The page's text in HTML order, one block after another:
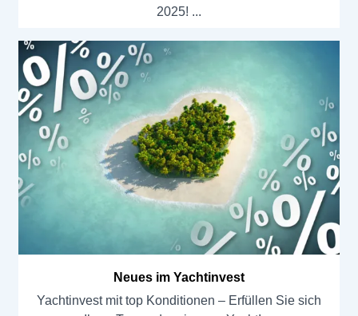
2025!
Neues im Yachtinvest
Yachtinvest mit top Konditionen – Erfüllen Sie sich